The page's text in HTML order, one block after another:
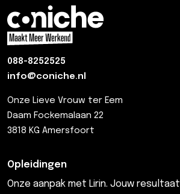
088-8252525
info@coniche.nl
Onze Lieve Vrouw ter Eem
Daam Fockemalaan 22
3818 KG Amersfoort
Opleidingen
Onze aanpak met Lirin. Jouw resultaat